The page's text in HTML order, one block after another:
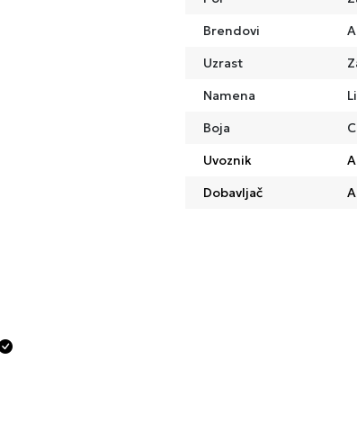
Brendovi
Uzrast
Namena
Boja
Uvoznik
Dobavljač